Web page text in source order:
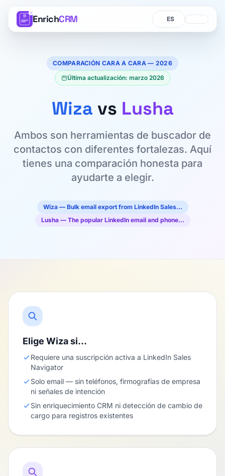
EnrichCRM Idioma
Idioma
COMPARACIÓN CARA A CARA — 2026
Última actualización: marzo 2026
Wiza vs Lusha
Ambos son herramientas de buscador de
contactos con diferentes fortalezas. Aquí
tienes una comparación honesta para
ayudarte a elegir.
Wiza — Bulk email export from LinkedIn Sales…
Lusha — The popular LinkedIn email and phone…
Elige Wiza si…
Requiere una suscripción activa a LinkedIn Sales
Navigator
Solo email — sin teléfonos, firmografías de empresa
ni señales de intención
Sin enriquecimiento CRM ni detección de cambio de
cargo para registros existentes